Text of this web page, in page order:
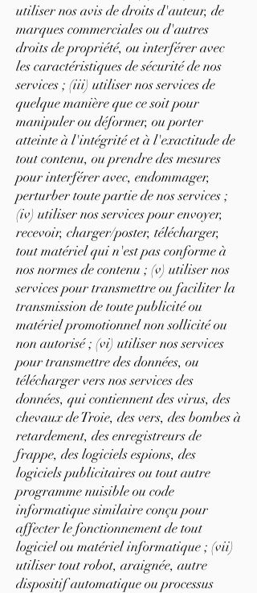
utiliser nos avis de droits d'auteur, de
marques commerciales ou d'autres
droits de propriété, ou interférer avec
les caractéristiques de sécurité de nos
services ; (iii) utiliser nos services de
quelque manière que ce soit pour
manipuler ou déformer, ou porter
atteinte à l'intégrité et à l'exactitude de
tout contenu, ou prendre des mesures
pour interférer avec, endommager,
perturber toute partie de nos services ;
(iv) utiliser nos services pour envoyer,
recevoir, charger/poster, télécharger,
tout matériel qui n'est pas conforme à
nos normes de contenu ; (v) utiliser nos
services pour transmettre ou faciliter la
transmission de toute publicité ou
matériel promotionnel non sollicité ou
non autorisé ; (vi) utiliser nos services
pour transmettre des données, ou
télécharger vers nos services des
données, qui contiennent des virus, des
chevaux de Troie, des vers, des bombes à
retardement, des enregistreurs de
frappe, des logiciels espions, des
logiciels publicitaires ou tout autre
programme nuisible ou code
informatique similaire conçu pour
affecter le fonctionnement de tout
logiciel ou matériel informatique ; (vii)
utiliser tout robot, araignée, autre
dispositif automatique ou processus